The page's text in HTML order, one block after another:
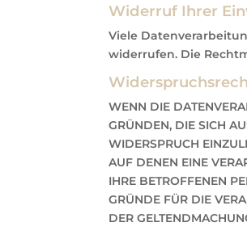
Widerruf Ihrer
Viele
widerrufen. Die
WENN DIE
GRÜNDEN, DIE SICH
WIDERSPRUCH
AUF DENEN EINE
IHRE BETROFFENEN
GRÜNDE FÜR DIE
DER